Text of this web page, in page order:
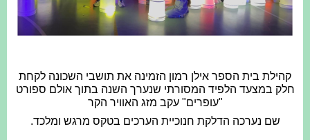
קהילת בית הספר אילן רמון הזמינה את תושבי השכונה לקחת
חלק במצעד הלפיד המסורתי שנערך השנה בתוך אולם ספורט
"עופרים" עקב מזג האוויר הקר
שם נערכה הדלקת חנוכיית הערכים בטקס מרגש ומלכד.